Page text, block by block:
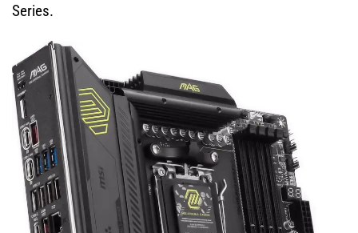
Series.